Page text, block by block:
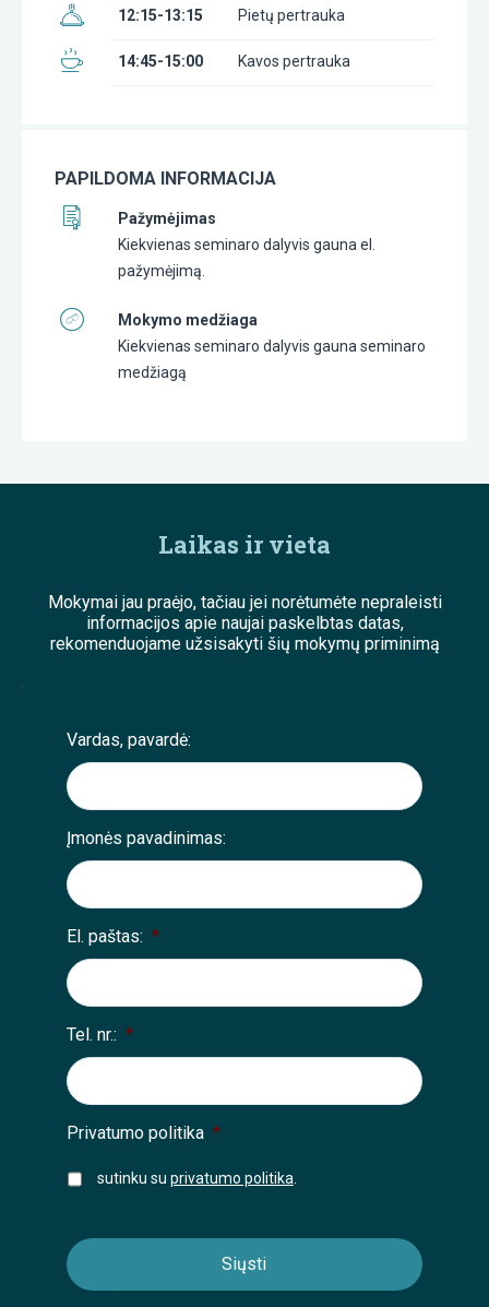
12:15-13:15 Pietų pertrauka
14:45-15:00 Kavos pertrauka
PAPILDOMA INFORMACIJA
Pažymėjimas
Kiekvienas seminaro dalyvis gauna el.
pažymėjimą.
Mokymo medžiaga
Kiekvienas seminaro dalyvis gauna seminaro
medžiagą
Laikas ir vieta
Mokymai jau praėjo, tačiau jei norėtumėte nepraleisti
informacijos apie naujai paskelbtas datas,
rekomenduojame užsisakyti šių mokymų priminimą
;
Vardas, pavardė:
Įmonės pavadinimas:
El. paštas: *
Tel. nr.: *
Privatumo politika *
sutinku su privatumo politika